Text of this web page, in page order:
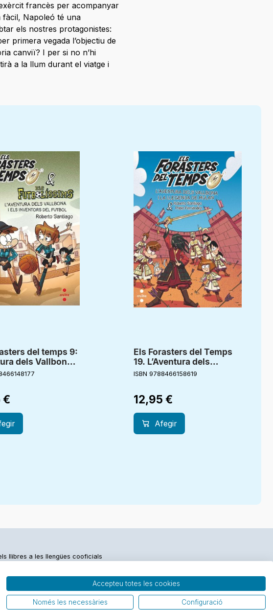
francès per acompanyar
fàcil, Napoleó té una
els nostres protagonistes:
primera vegada l’objectiu de
canviï? I per si no n’hi
a la llum durant el viatge i
del temps 9:
dels Vallbona i
del futbol
€
Els Forasters del Temps
19. L’Aventura dels
Vallbona i la llegenda de
ISBN 9788466158619
12,95 €
Afegir
llibres a les llengües cooficials
Accepteu totes les cookies
Només les necessàries Configuració